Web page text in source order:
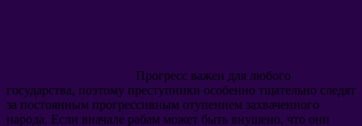
Прогресс важен для любого
государства, поэтому преступники особенно тщательно следят
за постоянным прогрессивным отупением захваченного
народа. Если вначале рабам может быть внушено, что они